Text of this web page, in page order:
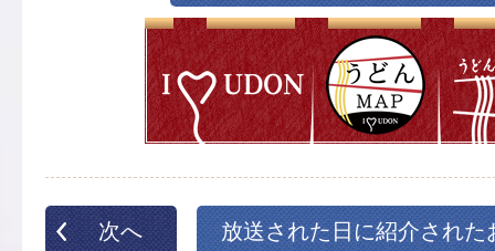
次へ
放送された日に紹介された